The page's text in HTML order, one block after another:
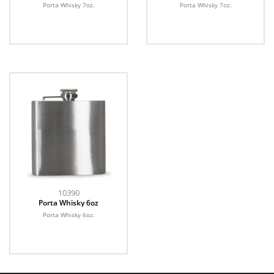
Porta Whisky 7oz. Porta Whisky 7oz.
10390
Porta Whisky 6oz
Porta Whisky 6oz.